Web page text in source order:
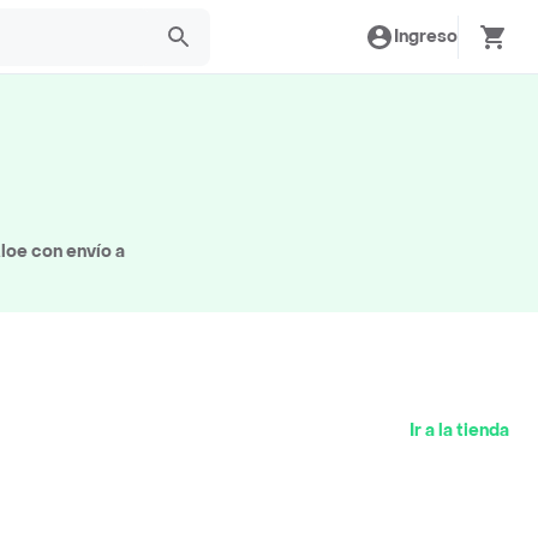
Ingreso
con envío a
Ir a la tienda